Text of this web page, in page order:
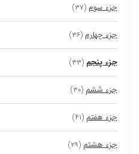
جزء سوم (۳۷)
جزء چهارم (۳۶)
جزء پنجم (۳۳)
جزء ششم (۳۰)
جزء هفتم (۴۱)
جزء هشتم (۲۹)